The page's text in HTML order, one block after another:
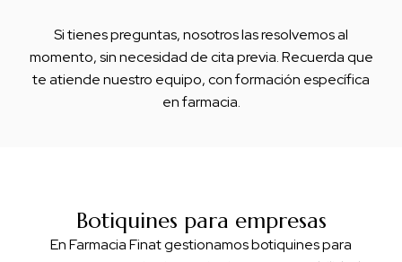
Si tienes preguntas, nosotros las resolvemos al
momento, sin necesidad de cita previa. Recuerda que
te atiende nuestro equipo, con formación específica
en farmacia.
Botiquines para empresas
En Farmacia Finat gestionamos botiquines para